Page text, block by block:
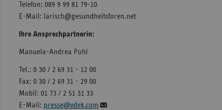
Telefon: 089 9 99 81 79-10
E-Mail: larisch@gesundheitsforen.net
Ihre Ansprechpartnerin:
Manuela-Andrea Pohl
Tel.: 0 30 / 2 69 31 - 12 00
Fax: 0 30 / 2 69 31 - 29 00
Mobil: 01 73 / 2 51 31 33
E-Mail: presse@vdek.com